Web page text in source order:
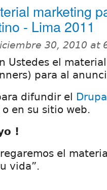
marketing
- Lima 2011
30, 2010 at
Ustedes el
para al
difundir el
en su sitio web.
!
el
vida”.